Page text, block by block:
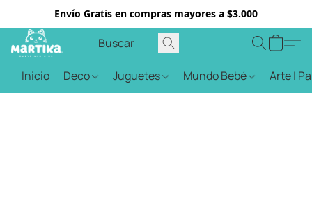
Envío Gratis en compras mayores a $3.000
Inicio Deco Juguetes Mundo Bebé Arte |